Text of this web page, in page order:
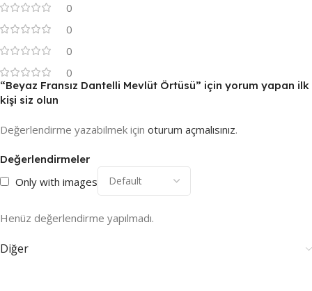
0
0
0
0
Değerlendirmeler
Only with images
Henüz değerlendirme yapılmadı.
“Beyaz Fransız Dantelli Mevlüt Örtüsü” için yorum yapan ilk
kişi siz olun
Değerlendirme yazabilmek için oturum açmalısınız.
Diğer